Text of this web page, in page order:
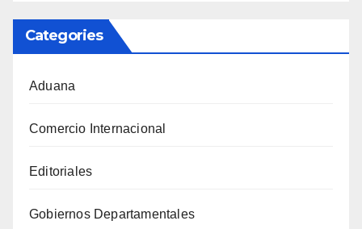
Categories
Aduana
Comercio Internacional
Editoriales
Gobiernos Departamentales